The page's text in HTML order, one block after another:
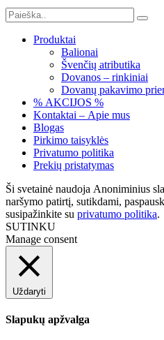
Produktai
Balionai
Švenčių atributika
Dovanos – rinkiniai
Dovanų pakavimo
% AKCIJOS %
Kontaktai – Apie mus
Blogas
Pirkimo taisyklės
Privatumo politika
Prekių pristatymas
Ši svetainė naudoja Anoniminius
naršymo patirtį, sutikdami,
susipažinkite su privatumo politika.
SUTINKU
Manage consent
Uždaryti
Slapukų apžvalga